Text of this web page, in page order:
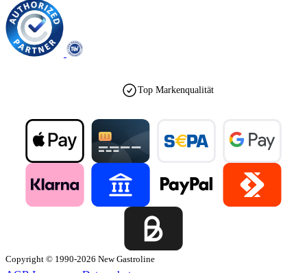
Top Markenqualität
Copyright © 1990-2026 New Gastroline